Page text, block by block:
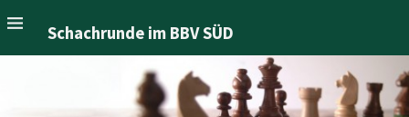
Schachrunde im BBV SÜD